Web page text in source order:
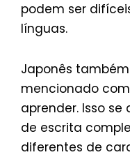
podem ser
línguas.
Japonês
mencionado
aprender. Isso
de escrita
diferentes de